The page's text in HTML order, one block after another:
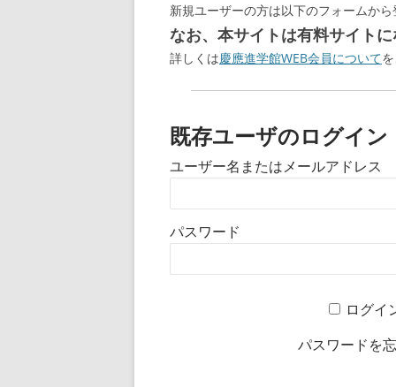
新規ユーザーの方は以下のフォームから
なお、本サイトは有料サイト
詳しくは慶應進学館WEB会員について
既存ユーザのログイン
ユーザー名またはメールアドレス
パスワード
ログイ
パスワードを